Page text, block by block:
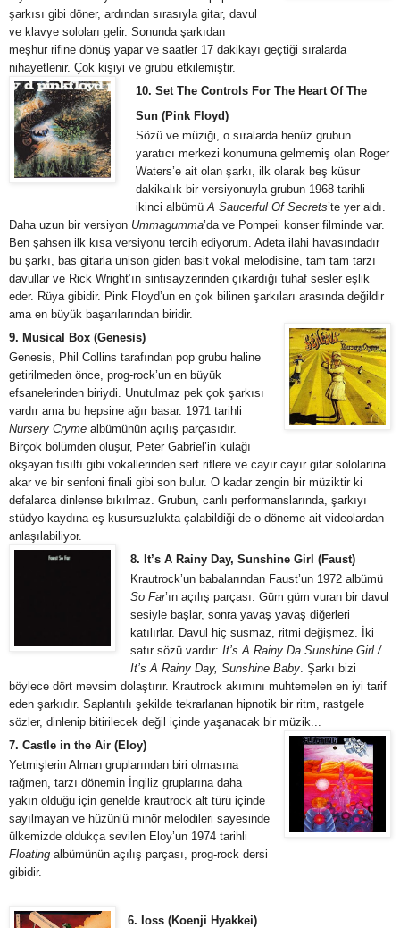
şarkısı gibi döner, ardından sırasıyla gitar, davul
ve klavye soloları gelir. Sonunda şarkıdan
meşhur rifine dönüş yapar ve saatler 17 dakikayı geçtiği sıralarda
nihayetlenir. Çok kişiyi ve grubu etkilemiştir.
10. Set The Controls For The Heart Of The
Sun (Pink Floyd)
Sözü ve müziği, o sıralarda henüz grubun
yaratıcı merkezi konumuna gelmemiş olan Roger
Waters’e ait olan şarkı, ilk olarak beş küsur
dakikalık bir versiyonuyla grubun 1968 tarihli
ikinci albümü A Saucerful Of Secrets’te yer aldı.
Daha uzun bir versiyon Ummagumma’da ve Pompeii konser filminde var.
Ben şahsen ilk kısa versiyonu tercih ediyorum. Adeta ilahi havasındadır
bu şarkı, bas gitarla unison giden basit vokal melodisine, tam tam tarzı
davullar ve Rick Wright’ın sintisayzerinden çıkardığı tuhaf sesler eşlik
eder. Rüya gibidir. Pink Floyd’un en çok bilinen şarkıları arasında değildir
ama en büyük başarılarından biridir.
9. Musical Box (Genesis)
Genesis, Phil Collins tarafından pop grubu haline
getirilmeden önce, prog-rock’un en büyük
efsanelerinden biriydi. Unutulmaz pek çok şarkısı
vardır ama bu hepsine ağır basar. 1971 tarihli
Nursery Cryme albümünün açılış parçasıdır.
Birçok bölümden oluşur, Peter Gabriel’in kulağı
okşayan fısıltı gibi vokallerinden sert riflere ve cayır cayır gitar sololarına
akar ve bir senfoni finali gibi son bulur. O kadar zengin bir müziktir ki
defalarca dinlense bıkılmaz. Grubun, canlı performanslarında, şarkıyı
stüdyo kaydına eş kusursuzlukta çalabildiği de o döneme ait videolardan
anlaşılabiliyor.
8. It’s A Rainy Day, Sunshine Girl (Faust)
Krautrock’un babalarından Faust’un 1972 albümü
So Far’ın açılış parçası. Güm güm vuran bir davul
sesiyle başlar, sonra yavaş yavaş diğerleri
katılırlar. Davul hiç susmaz, ritmi değişmez. İki
satır sözü vardır: It’s A Rainy Da Sunshine Girl /
It’s A Rainy Day, Sunshine Baby. Şarkı bizi
böylece dört mevsim dolaştırır. Krautrock akımını muhtemelen en iyi tarif
eden şarkıdır. Saplantılı şekilde tekrarlanan hipnotik bir ritm, rastgele
sözler, dinlenip bitirilecek değil içinde yaşanacak bir müzik...
7. Castle in the Air (Eloy)
Yetmişlerin Alman gruplarından biri olmasına
rağmen, tarzı dönemin İngiliz gruplarına daha
yakın olduğu için genelde krautrock alt türü içinde
sayılmayan ve hüzünlü minör melodileri sayesinde
ülkemizde oldukça sevilen Eloy’un 1974 tarihli
Floating albümünün açılış parçası, prog-rock dersi
gibidir.
6. Ioss (Koenji Hyakkei)